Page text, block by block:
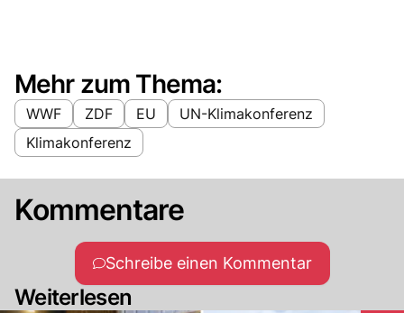
Mehr zum Thema:
WWF ZDF EU
UN-Klimakonferenz
Klimakonferenz
Kommentare
Schreibe einen Kommentar
Weiterlesen